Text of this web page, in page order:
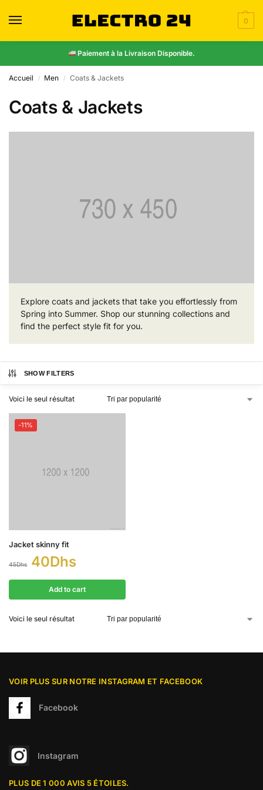
0
Paiement à la Livraison Disponible.
Accueil / Men / Coats & Jackets
Coats & Jackets
Explore coats and jackets that take you effortlessly from
Spring into Summer. Shop our stunning collections and
find the perfect style fit for you.
SHOW FILTERS
Voici le seul résultat
-11%
Jacket skinny fit
45Dhs 40Dhs
Add to cart
Voici le seul résultat
VOIR PLUS SUR NOTRE INSTAGRAM ET FACEBOOK
Facebook
Instagram
PLUS DE 1 000 AVIS 5 ÉTOILES.